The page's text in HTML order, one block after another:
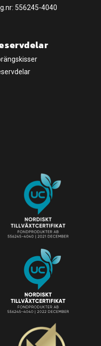
556245-4040